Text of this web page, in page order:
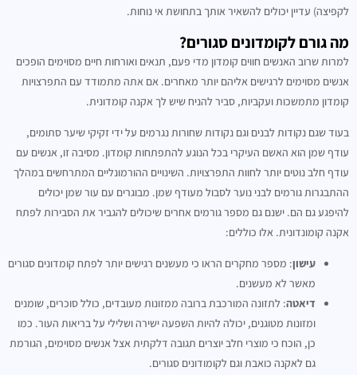
לקפיצה) עדיין יכולים להשאיר אותך בתחושת אי נוחות.
מה גורם לקומדונים סגורים?
למרות שרוב האנשים חווים קומדון מדי פעם, תנאים ואורחות חיים מסוימים הופכים
אנשים מסוימים לרגישים אליהם יותר מאחרים. אם אתה מתמודד עם התפרצויות
קומדון מתמשכות ועקביות, סביר להניח שיש לך אקנה קומדונית.
בעוד שגם נקודות לבנים וגם נקודות שחורות נגרמים על ידי זקיקי שיער סתומים,
עודף שמן הוא האשם העיקרי בכל הנוגע להתפתחות קומדון. מסיבה זו, אנשים עם
עודף חלב נוטים יותר לחוות התפרצויות. השינויים ההורמונליים המתרחשים במהלך
ההתבגרות גורמים לבני נוער לסבול מעודף שמן. מבוגרים עם עור שמן יכולים
להיפגע גם הם. ישנם גם מספר גורמים אחרים שיכולים להגביר את הסבירות לפתח
אקנה קומונדונית. אלו כוללים:
עישון: מספר מחקרים הראו כי מעשנים רגישים יותר לפתח קומדונים סגורים
מאשר לא מעשנים.
דיאטה: לתזונה המורכבת ברובה ממזונות מעובדים, כולל סוכרים, שומנים
ומזונות מטוגנים, יכולה להיות השפעה ישירה ושלילי על בריאות העור. כמו
כן, הוכח כי מוצרי חלב יוצרים תגובה דלקתית אצל אנשים מסוימים, הגורמת
גם לאקנה כואבת וגם לקומודונים סגורים.